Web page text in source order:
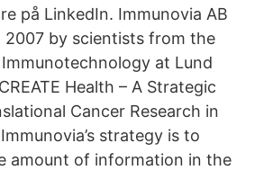
på LinkedIn. Immunovia AB
2007 by scientists from the
at Lund
Health – A Strategic
Cancer Research in
strategy is to
amount of information in the